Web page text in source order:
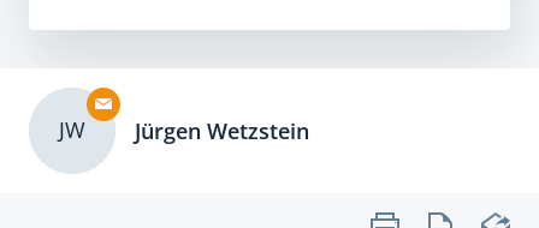
JW Jürgen Wetzstein